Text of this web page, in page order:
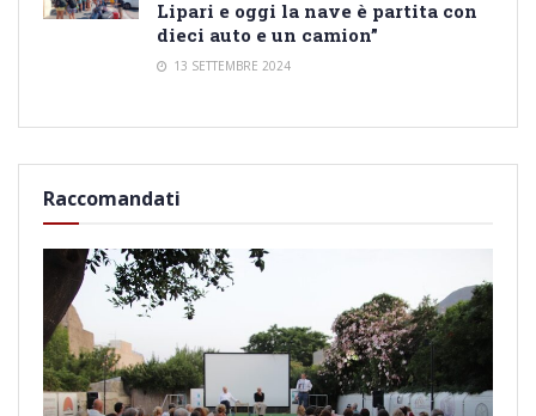
Lipari e oggi la nave è partita con
dieci auto e un camion”
13 SETTEMBRE 2024
Raccomandati